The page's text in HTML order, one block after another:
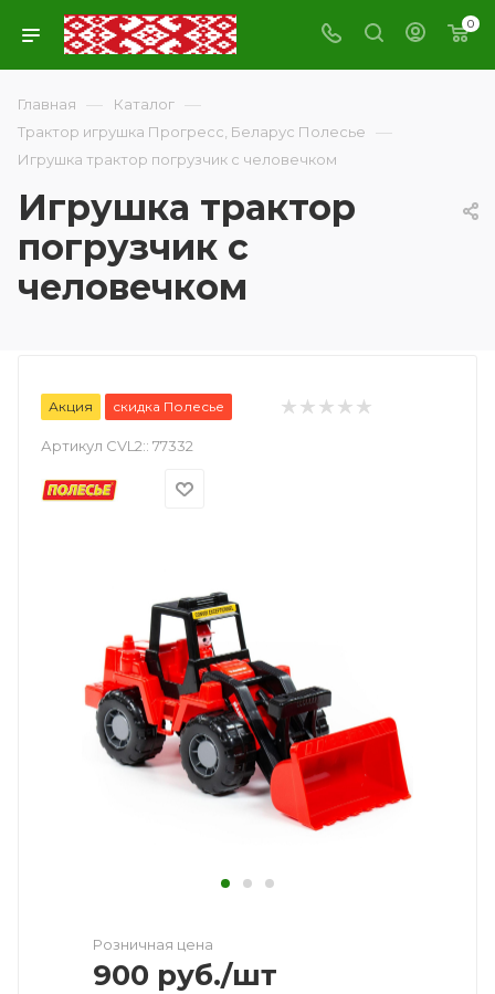
0
Главная — Каталог —
Трактор игрушка Прогресс, Беларус Полесье —
Игрушка трактор погрузчик с человечком
Игрушка трактор
погрузчик с
человечком
Акция скидка Полесье
Артикул CVL2:: 77332
Розничная цена
900 руб./шт